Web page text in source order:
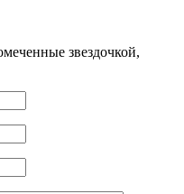
звездочкой,